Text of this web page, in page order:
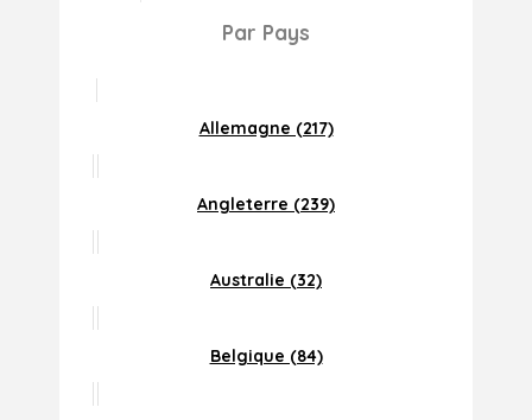
Par Pays
Allemagne (217)
Angleterre (239)
Australie (32)
Belgique (84)